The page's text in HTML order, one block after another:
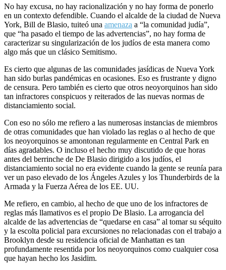
No hay excusa, no hay racionalización y no hay forma de ponerlo
en un contexto defendible. Cuando el alcalde de la ciudad de Nueva
York, Bill de Blasio, tuiteó una amenaza a “la comunidad judía”,
que “ha pasado el tiempo de las advertencias”, no hay forma de
caracterizar su singularización de los judíos de esta manera como
algo más que un clásico Semitismo.
Es cierto que algunas de las comunidades jasídicas de Nueva York
han sido burlas pandémicas en ocasiones. Eso es frustrante y digno
de censura. Pero también es cierto que otros neoyorquinos han sido
tan infractores conspicuos y reiterados de las nuevas normas de
distanciamiento social.
Con eso no sólo me refiero a las numerosas instancias de miembros
de otras comunidades que han violado las reglas o al hecho de que
los neoyorquinos se amontonan regularmente en Central Park en
días agradables. O incluso el hecho muy discutido de que horas
antes del berrinche de De Blasio dirigido a los judíos, el
distanciamiento social no era evidente cuando la gente se reunía para
ver un paso elevado de los Ángeles Azules y los Thunderbirds de la
Armada y la Fuerza Aérea de los EE. UU.
Me refiero, en cambio, al hecho de que uno de los infractores de
reglas más llamativos es el propio De Blasio. La arrogancia del
alcalde de las advertencias de “quedarse en casa” al tomar su séquito
y la escolta policial para excursiones no relacionadas con el trabajo a
Brooklyn desde su residencia oficial de Manhattan es tan
profundamente resentida por los neoyorquinos como cualquier cosa
que hayan hecho los Jasidim.